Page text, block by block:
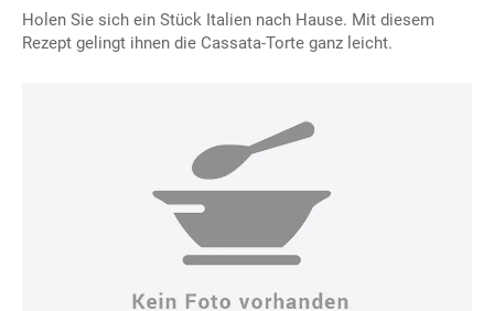
Holen Sie sich ein Stück Italien nach Hause. Mit diesem
Rezept gelingt ihnen die Cassata-Torte ganz leicht.